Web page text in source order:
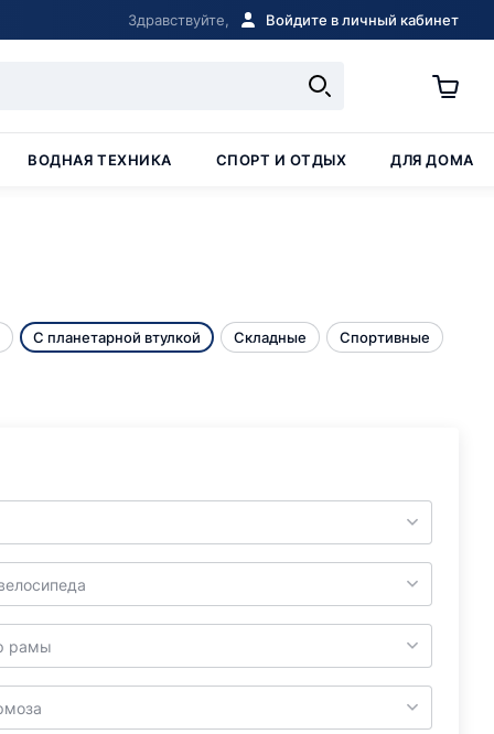
Здравствуйте, Войдите в личный кабинет
ВОДНАЯ ТЕХНИКА СПОРТ И ОТДЫХ ДЛЯ ДОМА
С планетарной втулкой Складные Спортивные
рамы